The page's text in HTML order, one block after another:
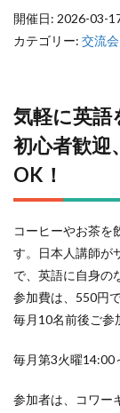
開催日: 2026-03-
カテゴリー: 交流
気軽に英語
初心者歓迎
OK！
コーヒーやお茶を
す。日本人講師が
で、英語に自身の
参加費は、550円
毎月10名前後ご参
毎月第3火曜14:00
参加者は、コワー